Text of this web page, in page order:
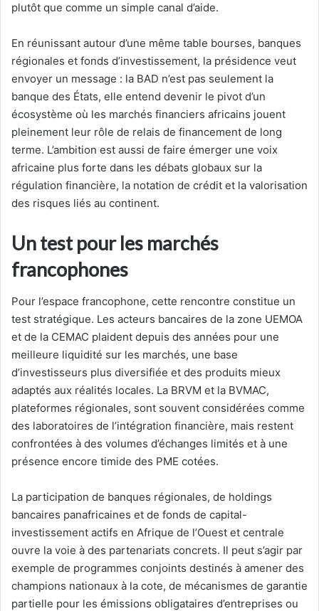
plutôt que comme un simple canal d’aide.
En réunissant autour d’une même table bourses, banques
régionales et fonds d’investissement, la présidence veut
envoyer un message : la BAD n’est pas seulement la
banque des États, elle entend devenir le pivot d’un
écosystème où les marchés financiers africains jouent
pleinement leur rôle de relais de financement de long
terme. L’ambition est aussi de faire émerger une voix
africaine plus forte dans les débats globaux sur la
régulation financière, la notation de crédit et la valorisation
des risques liés au continent.
Un test pour les marchés
francophones
Pour l’espace francophone, cette rencontre constitue un
test stratégique. Les acteurs bancaires de la zone UEMOA
et de la CEMAC plaident depuis des années pour une
meilleure liquidité sur les marchés, une base
d’investisseurs plus diversifiée et des produits mieux
adaptés aux réalités locales. La BRVM et la BVMAC,
plateformes régionales, sont souvent considérées comme
des laboratoires de l’intégration financière, mais restent
confrontées à des volumes d’échanges limités et à une
présence encore timide des PME cotées.
La participation de banques régionales, de holdings
bancaires panafricaines et de fonds de capital-
investissement actifs en Afrique de l’Ouest et centrale
ouvre la voie à des partenariats concrets. Il peut s’agir par
exemple de programmes conjoints destinés à amener des
champions nationaux à la cote, de mécanismes de garantie
partielle pour les émissions obligataires d’entreprises ou